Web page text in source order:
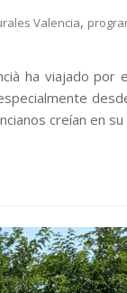
Valencia,
ha viajado
creían en